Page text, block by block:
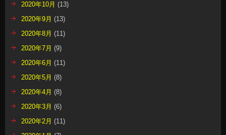
2020年10月 (13)
2020年9月 (13)
2020年8月 (11)
2020年7月 (9)
2020年6月 (11)
2020年5月 (8)
2020年4月 (8)
2020年3月 (6)
2020年2月 (11)